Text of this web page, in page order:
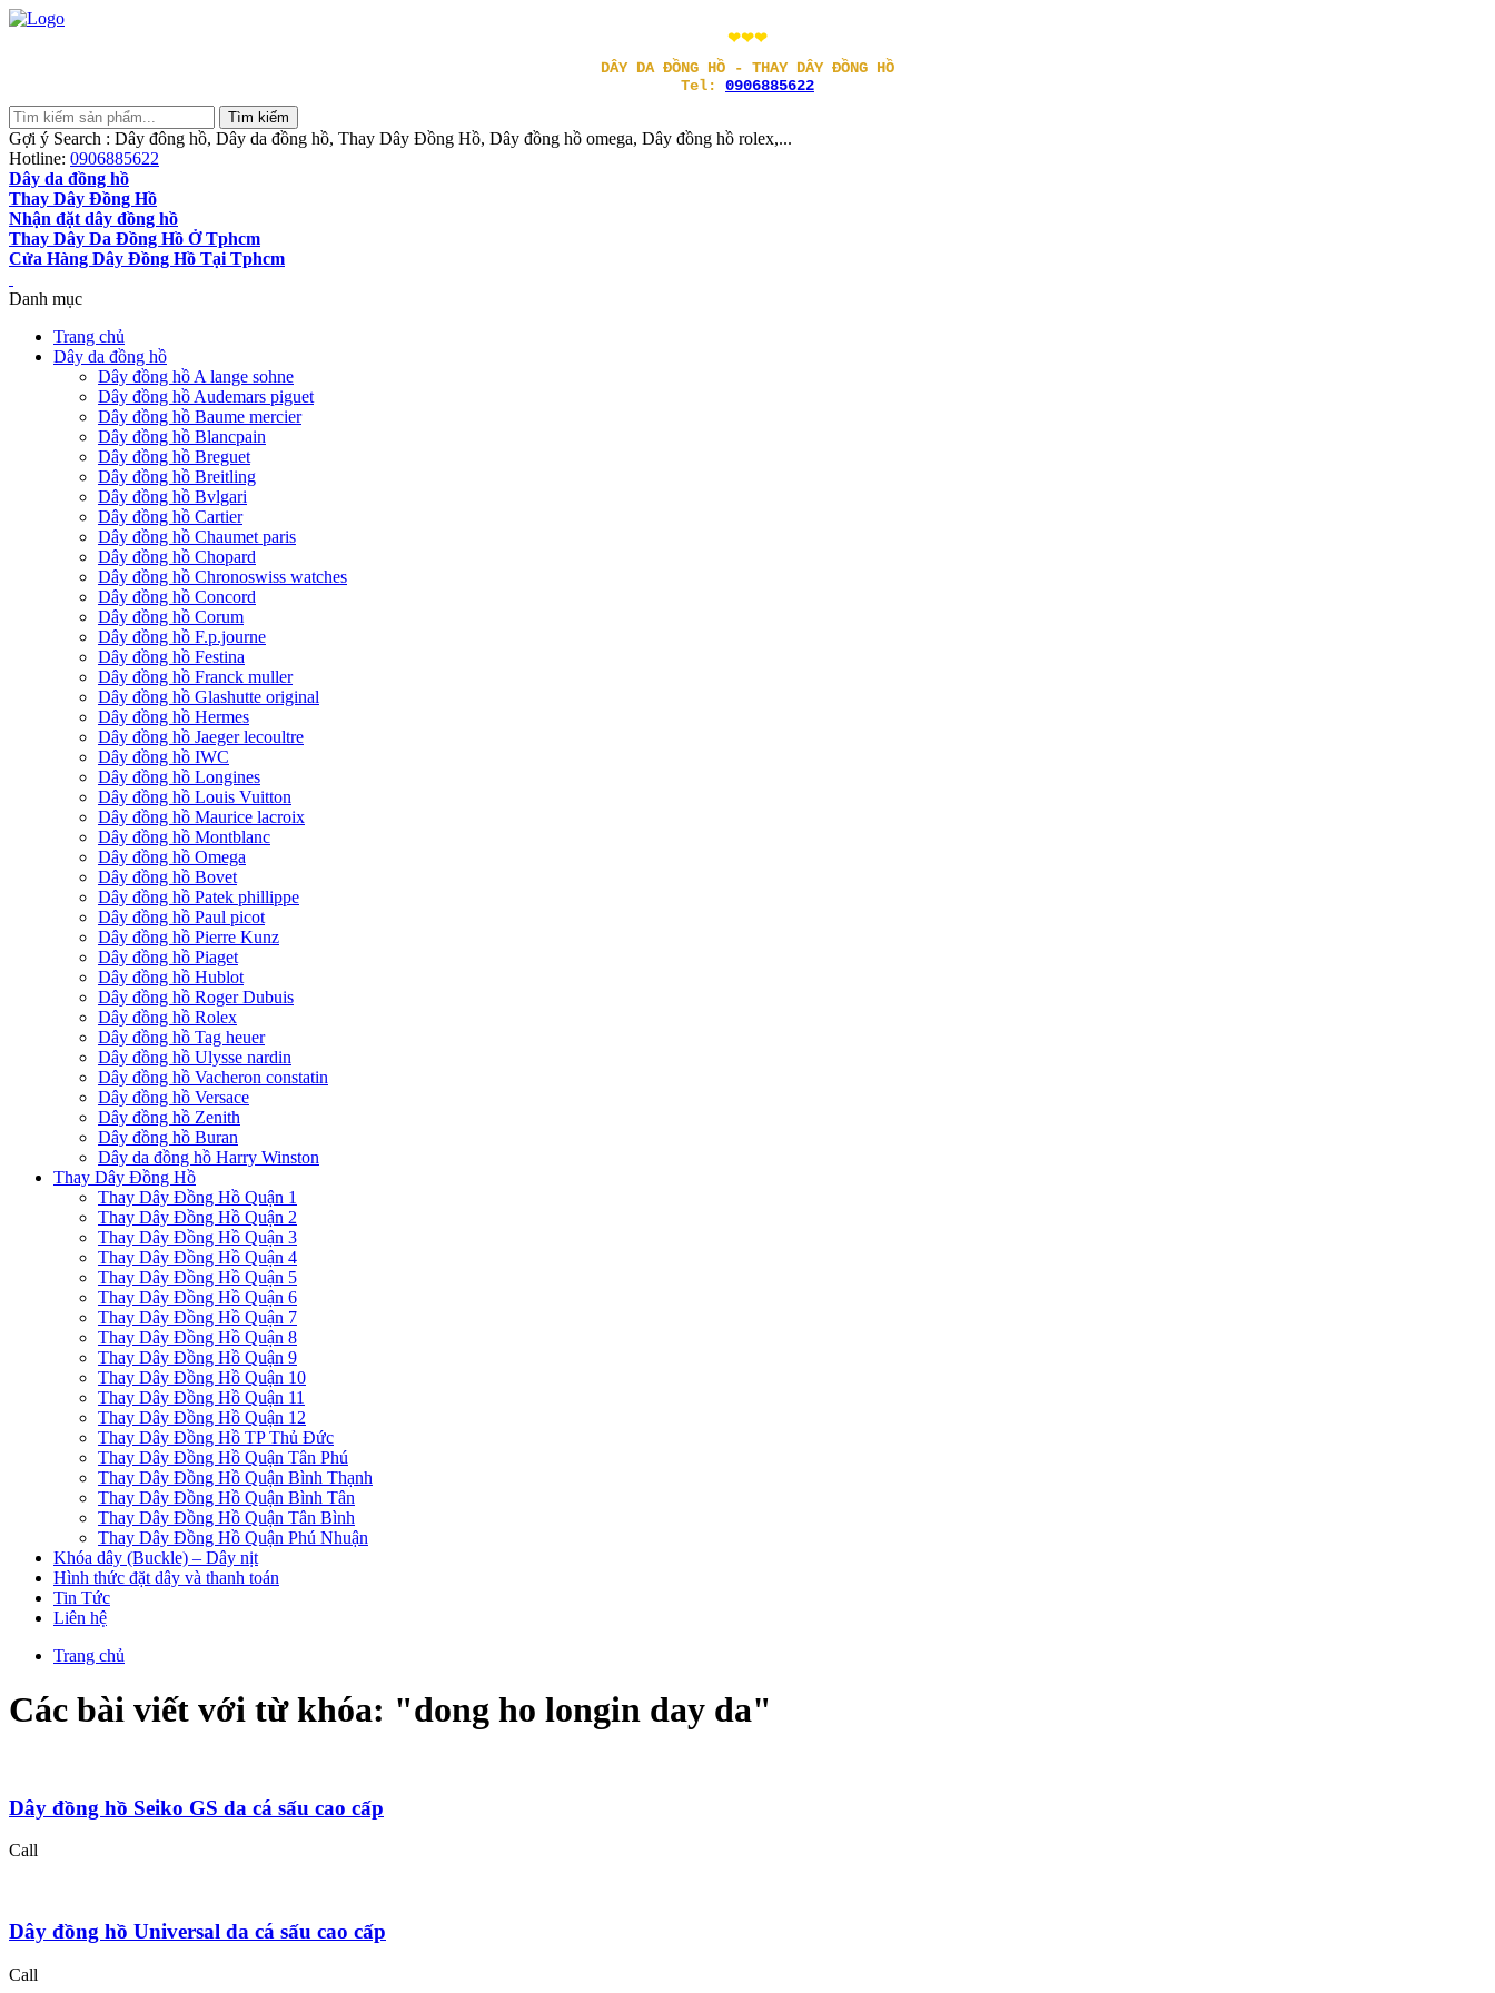
❤❤❤
DÂY DA ĐỒNG HỒ - THAY DÂY ĐỒNG HỒ
Tel: 0906885622
Gợi ý Search : Dây đông hồ, Dây da đồng hồ, Thay Dây Đồng Hồ, Dây đồng hồ omega, Dây đồng hồ rolex,...
Hotline: 0906885622
Dây da đồng hồ
Thay Dây Đồng Hồ
Nhận đặt dây đồng hồ
Thay Dây Da Đồng Hồ Ở Tphcm
Cửa Hàng Dây Đồng Hồ Tại Tphcm
Danh mục
Trang chủ
Dây da đồng hồ
Dây đồng hồ A lange sohne
Dây đồng hồ Audemars piguet
Dây đồng hồ Baume mercier
Dây đồng hồ Blancpain
Dây đồng hồ Breguet
Dây đồng hồ Breitling
Dây đồng hồ Bvlgari
Dây đồng hồ Cartier
Dây đồng hồ Chaumet paris
Dây đồng hồ Chopard
Dây đồng hồ Chronoswiss watches
Dây đồng hồ Concord
Dây đồng hồ Corum
Dây đồng hồ F.p.journe
Dây đồng hồ Festina
Dây đồng hồ Franck muller
Dây đồng hồ Glashutte original
Dây đồng hồ Hermes
Dây đồng hồ Jaeger lecoultre
Dây đồng hồ IWC
Dây đồng hồ Longines
Dây đồng hồ Louis Vuitton
Dây đồng hồ Maurice lacroix
Dây đồng hồ Montblanc
Dây đồng hồ Omega
Dây đồng hồ Bovet
Dây đồng hồ Patek phillippe
Dây đồng hồ Paul picot
Dây đồng hồ Pierre Kunz
Dây đồng hồ Piaget
Dây đồng hồ Hublot
Dây đồng hồ Roger Dubuis
Dây đồng hồ Rolex
Dây đồng hồ Tag heuer
Dây đồng hồ Ulysse nardin
Dây đồng hồ Vacheron constatin
Dây đồng hồ Versace
Dây đồng hồ Zenith
Dây đồng hồ Buran
Dây da đồng hồ Harry Winston
Thay Dây Đồng Hồ
Thay Dây Đồng Hồ Quận 1
Thay Dây Đồng Hồ Quận 2
Thay Dây Đồng Hồ Quận 3
Thay Dây Đồng Hồ Quận 4
Thay Dây Đồng Hồ Quận 5
Thay Dây Đồng Hồ Quận 6
Thay Dây Đồng Hồ Quận 7
Thay Dây Đồng Hồ Quận 8
Thay Dây Đồng Hồ Quận 9
Thay Dây Đồng Hồ Quận 10
Thay Dây Đồng Hồ Quận 11
Thay Dây Đồng Hồ Quận 12
Thay Dây Đồng Hồ TP Thủ Đức
Thay Dây Đồng Hồ Quận Tân Phú
Thay Dây Đồng Hồ Quận Bình Thạnh
Thay Dây Đồng Hồ Quận Bình Tân
Thay Dây Đồng Hồ Quận Tân Bình
Thay Dây Đồng Hồ Quận Phú Nhuận
Khóa dây (Buckle) – Dây nịt
Hình thức đặt dây và thanh toán
Tin Tức
Liên hệ
Trang chủ
Các bài viết với từ khóa: "dong ho longin day da"
Dây đồng hồ Seiko GS da cá sấu cao cấp
Call
Dây đồng hồ Universal da cá sấu cao cấp
Call